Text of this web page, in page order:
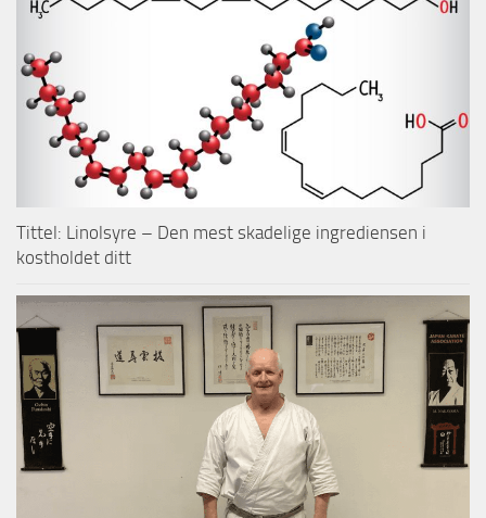
Tittel: Linolsyre – Den mest skadelige ingrediensen i
kostholdet ditt